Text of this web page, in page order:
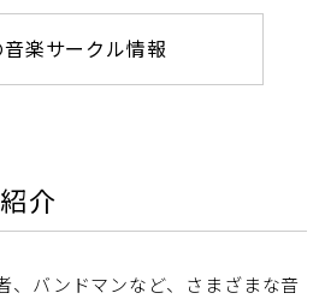
楽サークル情報
介
、バンドマンなど、さまざまな音